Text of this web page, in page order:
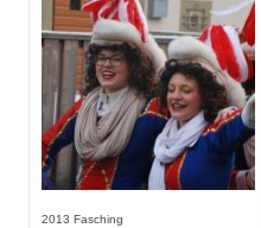
2013 Fasching